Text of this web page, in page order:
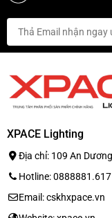
XPACE Lighting
Địa chỉ: 109 An
Hotline: 0888881.617
Email: cskhxpace.vn